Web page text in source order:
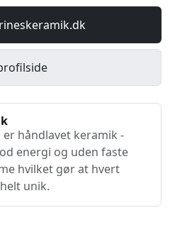
håndlavet keramik -
energi og uden faste
hvilket gør at hvert
unik.